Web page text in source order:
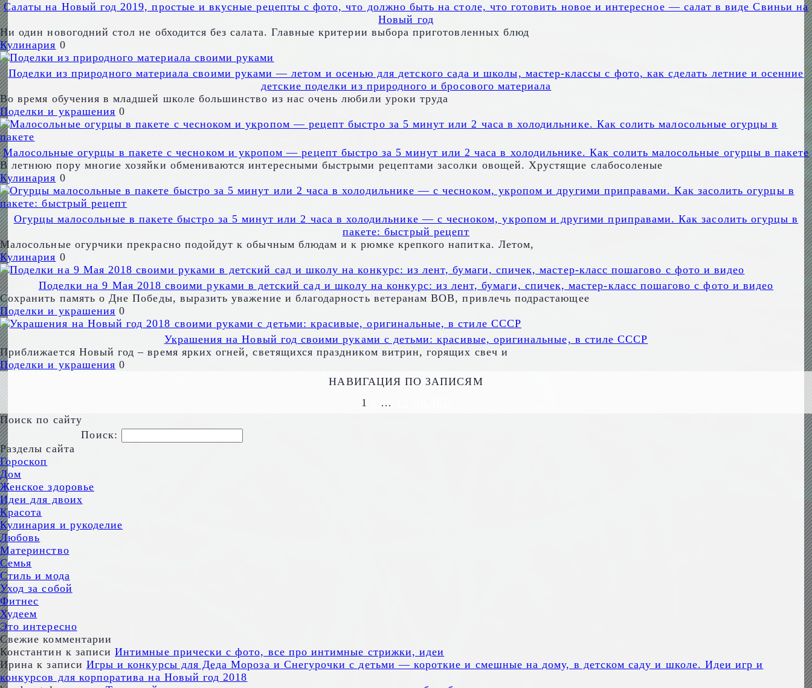
Салаты на Новый год 2019, простые и вкусные рецепты с фото, что должно быть на столе, что готовить новое и интересное — салат в виде Свиньи на
Новый год
Ни один новогодний стол не обходится без салата. Главные критерии выбора приготовленных блюд
Кулинария 0
Поделки из природного материала своими руками — летом и осенью для детского сада и школы, мастер-классы с фото, как сделать летние и осенние
детские поделки из природного и бросового материала
Во время обучения в младшей школе большинство из нас очень любили уроки труда
Поделки и украшения 0
Малосольные огурцы в пакете с чесноком и укропом — рецепт быстро за 5 минут или 2 часа в холодильнике. Как солить малосольные огурцы в пакете
В летнюю пору многие хозяйки обмениваются интересными быстрыми рецептами засолки овощей. Хрустящие слабосоленые
Кулинария 0
Огурцы малосольные в пакете быстро за 5 минут или 2 часа в холодильнике — с чесноком, укропом и другими приправами. Как засолить огурцы в
пакете: быстрый рецепт
Малосольные огурчики прекрасно подойдут к обычным блюдам и к рюмке крепкого напитка. Летом,
Кулинария 0
Поделки на 9 Мая 2018 своими руками в детский сад и школу на конкурс: из лент, бумаги, спичек, мастер-класс пошагово с фото и видео
Сохранить память о Дне Победы, выразить уважение и благодарность ветеранам ВОВ, привлечь подрастающее
Поделки и украшения 0
Украшения на Новый год своими руками с детьми: красивые, оригинальные, в стиле СССР
Приближается Новый год – время ярких огней, светящихся праздником витрин, горящих свеч и
Поделки и украшения 0
НАВИГАЦИЯ ПО ЗАПИСЯМ
1
…
Поиск по сайту
Поиск:
Разделы сайта
Гороскоп
Дом
Женское здоровье
Идеи для двоих
Красота
Кулинария и рукоделие
Любовь
Материнство
Семья
Стиль и мода
Уход за собой
Фитнес
Худеем
Это интересно
Свежие комментарии
Константин к записиИнтимные прически с фото, все про интимные стрижки, идеи
Ирина к записи Игры и конкурсы для Деда Мороза и Снегурочки с детьми — короткие и смешные на дому, в детском саду и школе. Идеи игр и
конкурсов для корпоратива на Новый год 2018